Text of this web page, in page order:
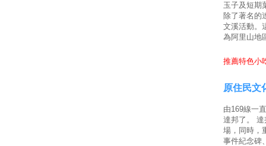
玉子及短期
除了著名的
文溪活動。
為阿里山地
推薦特色小
原住民文
由169線一
達邦了。
場，同時，
事件紀念碑